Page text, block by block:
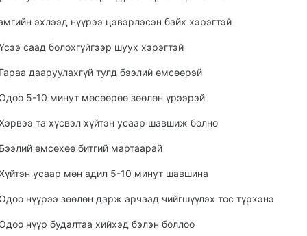
эхлээд нүүрээ цэвэрлэсэн байх хэрэгтэй
саад болохгүйгээр шуух хэрэгтэй
дааруулахгүй тулд бээлий өмсөөрэй
5-10 минут мөсөөрөө зөөлөн үрээрэй
та хүсвэл хүйтэн усаар шавшиж болно
өмсөхөө битгий мартаарай
усаар мөн адил 5-10 минут шавшина
нүүрээ зөөлөн дарж арчаад чийгшүүлэх тос түрхэнэ
нүүр будалтаа хийхэд бэлэн боллоо